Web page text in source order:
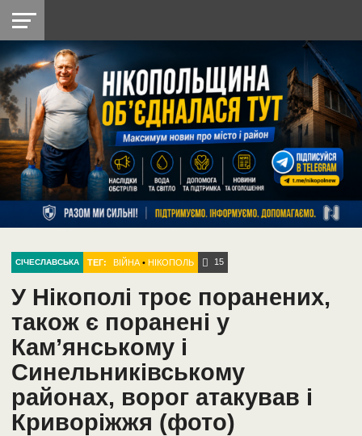
НІКОПОЛЬ
РАЙОН
СІЧЕСЛАВСЬКА
УКРАЇНА
РЕТРО
НІКОПОЛЬ
ЛАЙТ
УКРАЇНА
ДОПОМОГА
РАДІО
СІЧЕСЛАВСЬКА ТЕГ: ВІЙНА •НІКОПОЛЬ 15
У Нікополі троє поранених,
також є поранені у
Кам’янському і
Синельниківському
районах, ворог атакував і
Криворіжжя (фото)